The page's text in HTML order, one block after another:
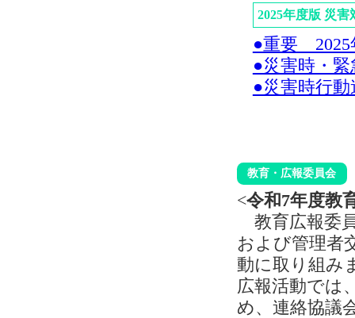
2025年度版 災
●重要 2025
●災害時・
●災害時行
教育・広報委員会
<令和7年度教
教育広報委
および管理者
動に取り組み
広報活動では
め、連絡協議